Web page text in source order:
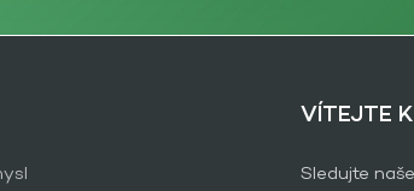
VÍTEJTE
Sledujte